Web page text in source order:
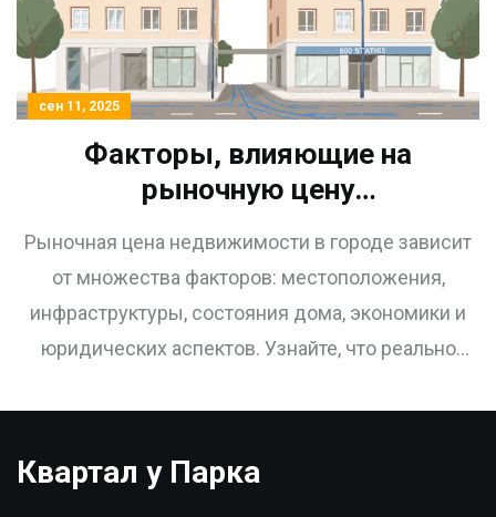
сен 11, 2025
Факторы, влияющие на
рыночную цену
реально влияет на стоимость
квартиры
Рыночная цена недвижимости в городе зависит
от множества факторов: местоположения,
инфраструктуры, состояния дома, экономики и
юридических аспектов. Узнайте, что реально
Квартал у Парка